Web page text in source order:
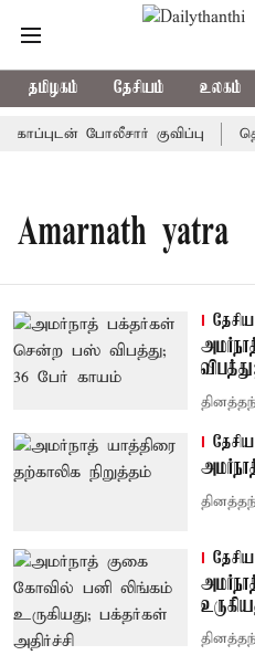
தமிழகம் தேசியம் உலகம்
போலீசார் குவிப்பு
Amarnath yatra